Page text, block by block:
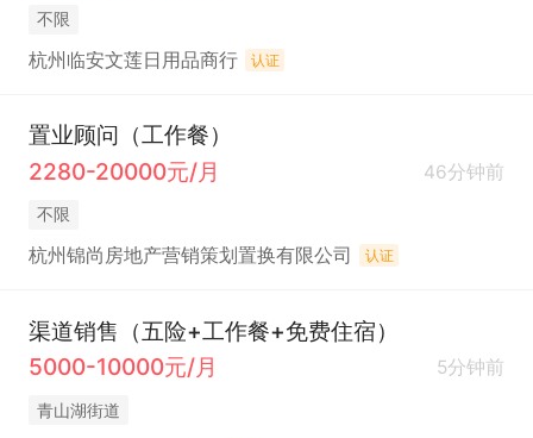
不限
杭州临安文莲日用品商行 认证
置业顾问（工作餐）
2280-20000元/月
46分钟前
不限
杭州锦尚房地产营销策划置换有限公司 认证
渠道销售（五险+工作餐+免费住宿）
5000-10000元/月
5分钟前
青山湖街道